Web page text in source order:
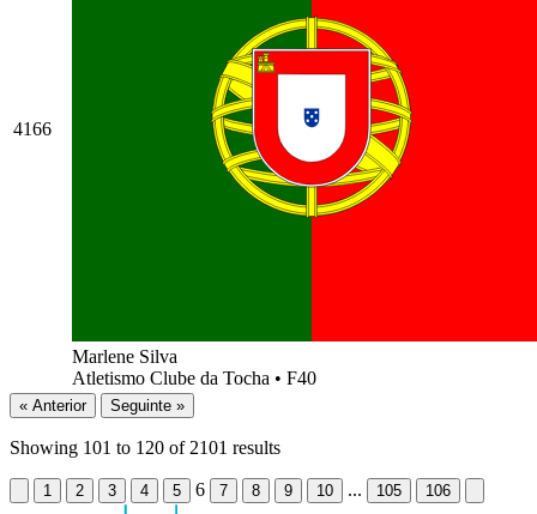
4166
Marlene Silva
Atletismo Clube da Tocha • F40
« Anterior Seguinte »
Showing 101 to 120 of 2101 results
1 2 3 4 5 6 7 8 9 10 ... 105 106